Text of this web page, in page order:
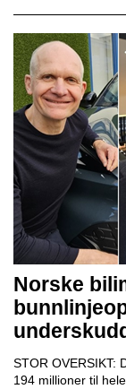
Norske
STOR OVERSIKT:
194 millioner til